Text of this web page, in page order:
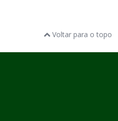
Voltar para o topo